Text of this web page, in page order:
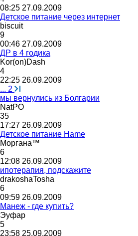
08:25 27.09.2009
Детское питание через интернет
biscuit
9
00:46 27.09.2009
ДР в 4 годика
Kor(on)Dash
4
22:25 26.09.2009
... 2
мы вернулись из Болгарии
NatPO
35
17:27 26.09.2009
Детское питание Hame
Моргана™
6
12:08 26.09.2009
ипотерапия, подскажите
drakoshaTosha
6
09:59 26.09.2009
Манеж - где купить?
Эуфар
5
23:58 25.09.2009